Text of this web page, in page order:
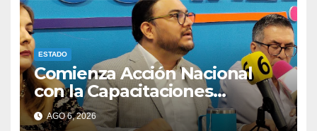
ESTADO
Comienza Acción Nacional
con la Capacitaciones
electorales rumbo a 2027.
AGO 6, 2026